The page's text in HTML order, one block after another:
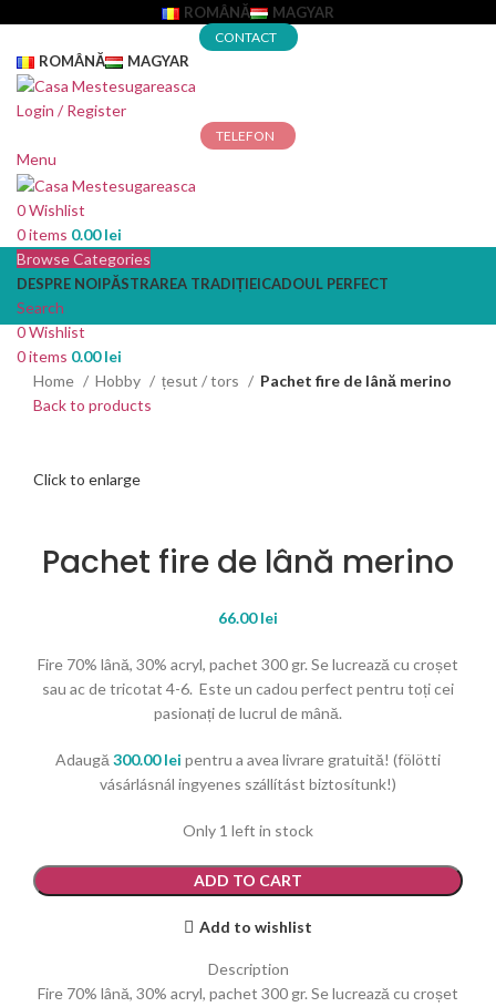
ROMÂNĂ MAGYAR
CONTACT
ROMÂNĂ MAGYAR
Login / Register
TELEFON
Menu
0Wishlist
0items 0.00lei
Browse Categories
DESPRE NOIPĂSTRAREA TRADIȚIEICADOUL PERFECT
Search
0Wishlist
0items 0.00lei
Home
Hobby țesut / tors
Pachet fire de lână merino
Back to products
Click to enlarge
Pachet fire de lână merino
66.00lei
Fire 70% lână, 30% acryl, pachet 300 gr. Se lucrează cu croșet
sau ac de tricotat 4-6. Este un cadou perfect pentru toți cei
pasionați de lucrul de mână.
Adaugă 300.00lei pentru a avea livrare gratuită! (fölötti
vásárlásnál ingyenes szállítást biztosítunk!)
Only 1 left in stock
Pachet fire de lână merino quantity
ADD TO CART
Add to wishlist
Description
Fire 70% lână, 30% acryl, pachet 300 gr. Se lucrează cu croșet